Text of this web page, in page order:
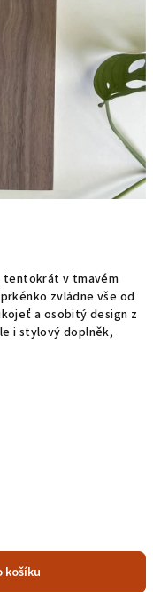
tentokrát v tmavém
zvládne vše od
a osobitý design z
i stylový doplněk,
košíku